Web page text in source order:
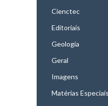
Cienctec
Editoriais
Geologia
Geral
Imagens
Matérias Especiais